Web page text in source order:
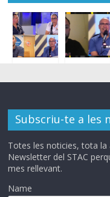
Subscriu-te a les
Totes les noticies, tota
Newsletter del STAC
mes rellevant.
Name